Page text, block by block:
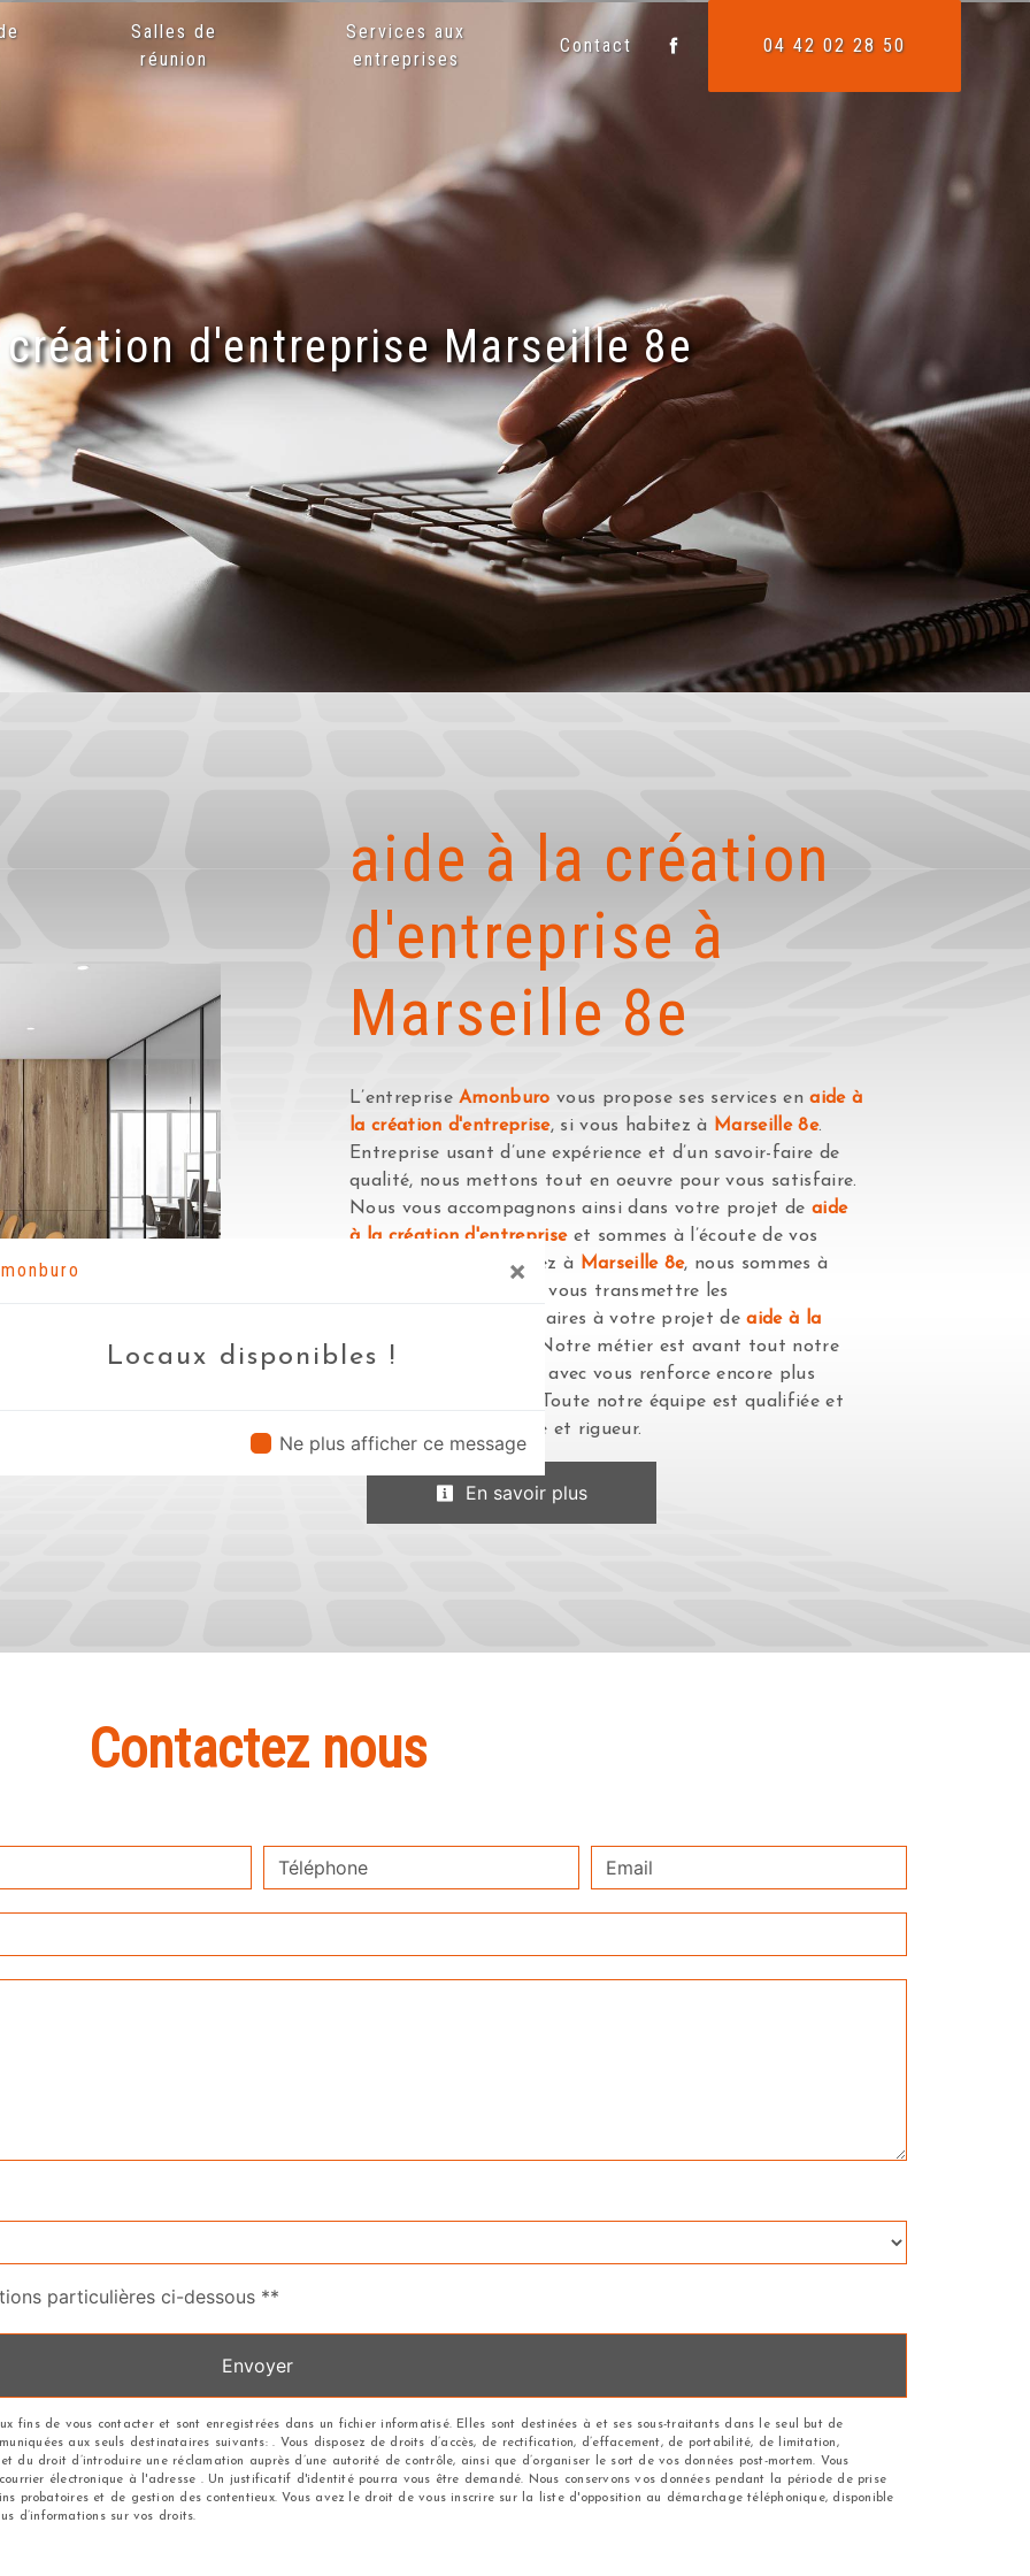
×
Locaux disponibles !
Ne plus afficher ce message
Salles de
réunion
Services aux
entreprises
Contact 04 42 02 28 50
d'entreprise Marseille 8e
aide à la création
d'entreprise à
Marseille 8e
L’entrepriseAmonburo vous propose ses services enaide à
la création d'entreprise, si vous habitez à Marseille 8e.
Entreprise usant d’une expérience et d’un savoir-faire de
qualité, nous mettons tout en oeuvre pour vous satisfaire.
Nous vous accompagnons ainsi dans votre projet deaide
à la création d'entrepriseet sommes à l’écoute de vos
besoins. Si vous habitez à Marseille 8e, nous sommes à
votre disposition pour vous transmettre les
renseignements nécessaires à votre projet deaide à la
création d'entreprise
. Notre métier est avant tout notre
passion et le partager avec vous renforce encore plus
notre désir de réussir. Toute notre équipe est qualifiée et
travaille avec propreté et rigueur.
En savoir plus
Contactez nous
particulières ci-dessous **
Envoyer
fins de vous contacter et sont enregistrées dans un fichier informatisé. Elles sont destinées à et ses sous-traitants dans le seul but de
aux seuls destinataires suivants: . Vous disposez de droits d’accès, de rectification, d’effacement, de portabilité, de limitation,
du droit d’introduire une réclamation auprès d’une autorité de contrôle, ainsi que d’organiser le sort de vos données post-mortem. Vous
électronique à l'adresse . Un justificatif d'identité pourra vous être demandé. Nous conservons vos données pendant la période de prise
probatoires et de gestion des contentieux. Vous avez le droit de vous inscrire sur la liste d'opposition au démarchage téléphonique, disponible
d’informations sur vos droits.